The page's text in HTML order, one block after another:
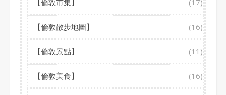
【倫敦市集】 (17)
【倫敦散步地圖】 (16)
【倫敦景點】 (11)
【倫敦美食】 (16)